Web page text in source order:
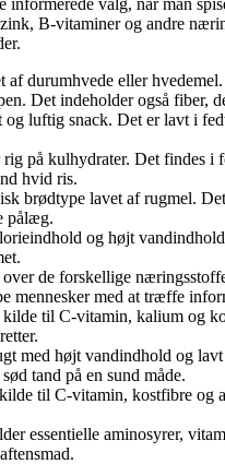
B-vitaminer og andre
durumhvede eller
Det indeholder også fiber,
luftig snack. Det er lavt i
på kulhydrater. Det findes
hvid ris.
lavet af rugmel.
pålæg.
og højt
de forskellige
med at træffe
til C-vitamin, kalium og
højt vandindhold og
tand på en sund måde.
til C-vitamin, kostfibre og
essentielle aminosyrer,